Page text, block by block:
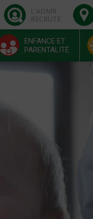
L'ADMR
RECRUTE
ENFANCE ET
PARENTALITÉ